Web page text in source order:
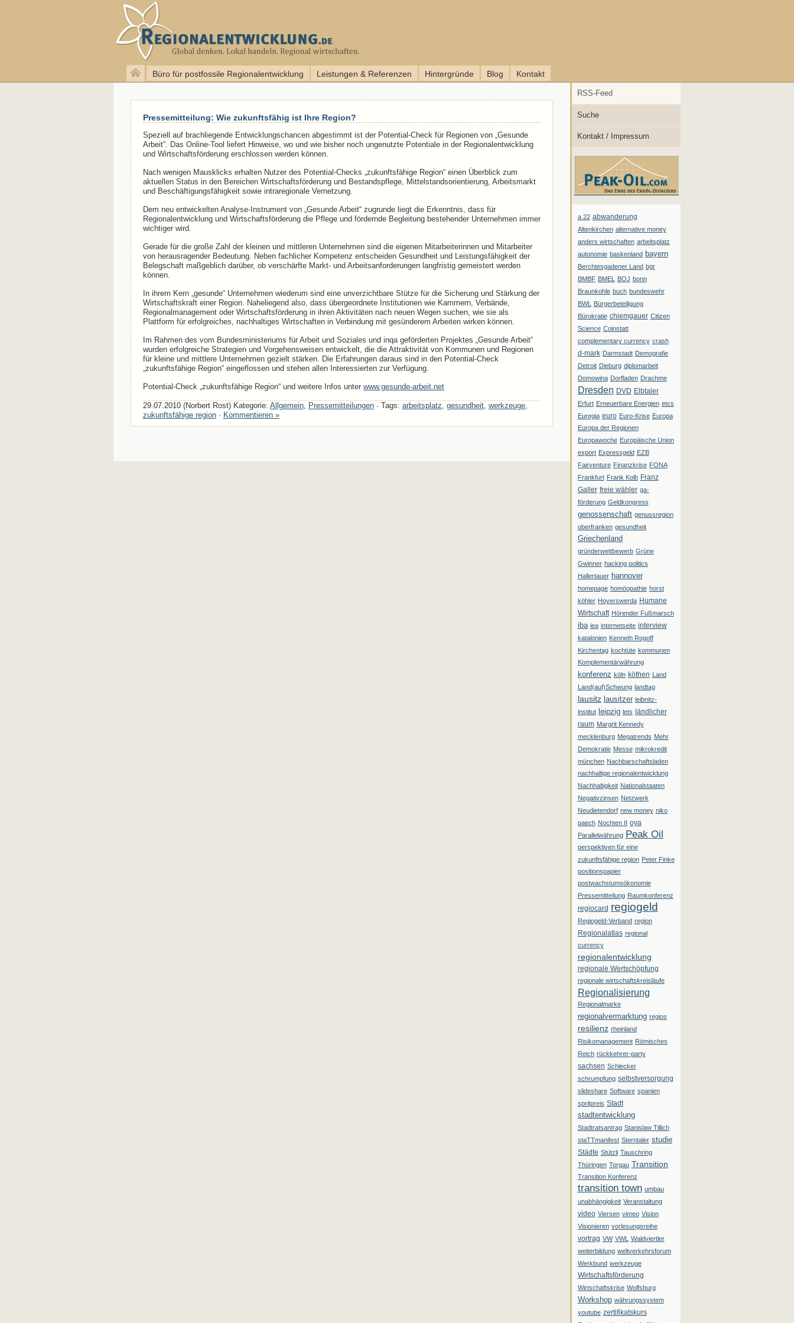
Büro für postfossile Regionalentwicklung Leistungen & Referenzen Hintergründe Blog Kontakt
RSS-Feed
Suche
Kontakt / Impressum
a 22 abwanderung
Altenkirchen alternative money
anders wirtschaften arbeitsplatz
autonomie baskenland bayern
Berchtesgadener Land bgr
BMBF BMEL BOJ bonn
Braunkohle buch bundeswehr
BWL Bürgerbeteiligung
Bürokratie chiemgauer Citizen
Science Coinstatt
complementary currency crash
d-mark Darmstadt Demografie
Detroit Dieburg diplomarbeit
Domowina Dorfladen Drachme
Dresden DVD Elbtaler
Erfurt Erneuerbare Energien etcs
Euregia euro Euro-Krise Europa
Europa der Regionen
Europawoche Europäische Union
export Expressgeld EZB
Fairventure Finanzkrise FONA
Frankfurt Frank Kolb Franz
Galler freie wähler ga-
förderung Geldkongress
genossenschaft genussregion
oberfranken gesundheit
Griechenland
gründerwettbewerb Grüne
Gwinner hacking politics
Hallertauer hannover
homepage homöopathie horst
köhler Hoyerswerda Humane
Wirtschaft Hörender Fußmarsch
iba iea internetseite interview
katalonien Kenneth Rogoff
Kirchentag kochtüte kommunen
Komplementärwährung
konferenz köln köthen Land
Land(auf)Schwung landtag
lausitz lausitzer leibnitz-
institut
leipzig lets
ländlicher
raum Margrit Kennedy
mecklenburg Megatrends Mehr
Demokratie Messe mikrokredit
münchen Nachbarschaftsladen
nachhaltige regionalentwicklung
Nachhaltigkeit Nationalstaaten
Negativzinsen Netzwerk
Neudietendorf new money niko
paech Nochten II oya
Parallelwährung Peak Oil
perspektiven für eine
zukunftsfähige region Peter Finke
positionspapier
postwachstumsökonomie
Pressemitteilung Raumkonferenz
regiocard regiogeld
Regiogeld-Verband region
Regionalatlas regional
currency
regionalentwicklung
regionale Wertschöpfung
regionale wirtschaftskreisläufe
Regionalisierung
Regionalmarke
regionalvermarktung regios
resilienz rheinland
Risikomanagement Römisches
Reich rückkehrer-party
sachsen Schlecker
schrumpfung selbstversorgung
slideshare Software spanien
spritpreis Stadt
stadtentwicklung
Stadtratsantrag Stanislaw Tillich
staTTmanifest Sterntaler studie
Städte Stützli Tauschring
Thüringen Torgau Transition
Transition Konferenz
transition town umbau
unabhängigkeit Veranstaltung
video Viersen vimeo Vision
Visionieren vorlesungsreihe
vortrag VW VWL Waldviertler
weiterbildung weltverkehrsforum
Werkbund werkzeuge
Wirtschaftsförderung
Wirtschaftskrise Wolfsburg
Workshop währungssystem
youtube zertifikatskurs
Pressemitteilung: Wie zukunftsfähig ist Ihre Region?
Speziell auf brachliegende Entwicklungschancen abgestimmt ist der Potential-Check für Regionen von „Gesunde
Arbeit“. Das Online-Tool liefert Hinweise, wo und wie bisher noch ungenutzte Potentiale in der Regionalentwicklung
und Wirtschaftsförderung erschlossen werden können.
Nach wenigen Mausklicks erhalten Nutzer des Potential-Checks „zukunftsfähige Region“ einen Überblick zum
aktuellen Status in den Bereichen Wirtschaftsförderung und Bestandspflege, Mittelstandsorientierung, Arbeitsmarkt
und Beschäftigungsfähigkeit sowie intraregionale Vernetzung.
Dem neu entwickelten Analyse-Instrument von „Gesunde Arbeit“ zugrunde liegt die Erkenntnis, dass für
Regionalentwicklung und Wirtschaftsförderung die Pflege und fördernde Begleitung bestehender Unternehmen immer
wichtiger wird.
Gerade für die große Zahl der kleinen und mittleren Unternehmen sind die eigenen Mitarbeiterinnen und Mitarbeiter
von herausragender Bedeutung. Neben fachlicher Kompetenz entscheiden Gesundheit und Leistungsfähigkeit der
Belegschaft maßgeblich darüber, ob verschärfte Markt- und Arbeitsanforderungen langfristig gemeistert werden
können.
In ihrem Kern „gesunde“ Unternehmen wiederum sind eine unverzichtbare Stütze für die Sicherung und Stärkung der
Wirtschaftskraft einer Region. Naheliegend also, dass übergeordnete Institutionen wie Kammern, Verbände,
Regionalmanagement oder Wirtschaftsförderung in ihren Aktivitäten nach neuen Wegen suchen, wie sie als
Plattform für erfolgreiches, nachhaltiges Wirtschaften in Verbindung mit gesünderem Arbeiten wirken können.
Im Rahmen des vom Bundesministeriums für Arbeit und Soziales und inqa geförderten Projektes „Gesunde Arbeit“
wurden erfolgreiche Strategien und Vorgehensweisen entwickelt, die die Attraktivität von Kommunen und Regionen
für kleine und mittlere Unternehmen gezielt stärken. Die Erfahrungen daraus sind in den Potential-Check
„zukunftsfähige Region“ eingeflossen und stehen allen Interessierten zur Verfügung.
Potential-Check „zukunftsfähige Region“ und weitere Infos unter www.gesunde-arbeit.net
29.07.2010 (Norbert Rost) Kategorie: Allgemein, Pressemitteilungen· Tags: arbeitsplatz, gesundheit, werkzeuge,
zukunftsfähige region· Kommentieren »